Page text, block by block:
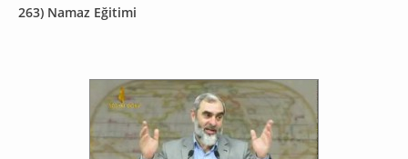
263) Namaz Eğitimi